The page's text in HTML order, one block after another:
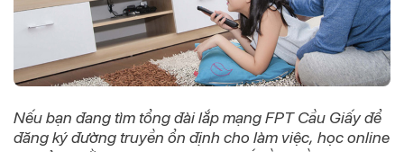
Nếu bạn đang tìm tổng đài lắp mạng FPT Cầu Giấyđể
đăng ký đường truyền ổn định cho làm việc, học online